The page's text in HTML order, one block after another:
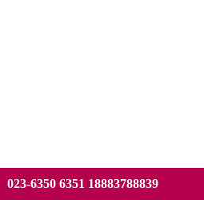
023-6350 6351 18883788839